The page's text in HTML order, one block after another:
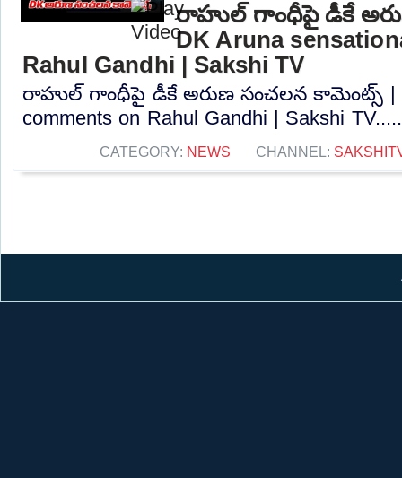
రాహుల్ గాంధీపై డీకే
DK Aruna
Rahul Gandhi | Sakshi TV
రాహుల్ గాంధీపై డీకే అరుణ సంచలన కామెంట్స్ |
comments on Rahul Gandhi | Sakshi
CATEGORY: NEWS CHANNEL: